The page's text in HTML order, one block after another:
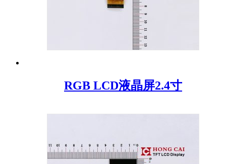
RGB LCD液晶屏2.4寸